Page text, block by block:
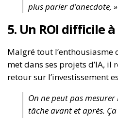
plus parler d’anecdote,
5. Un ROI difficile
Malgré tout l’enthousiasme
met dans ses projets d’IA, il
retour sur l’investissement
On ne peut pas
tâche avant et après.